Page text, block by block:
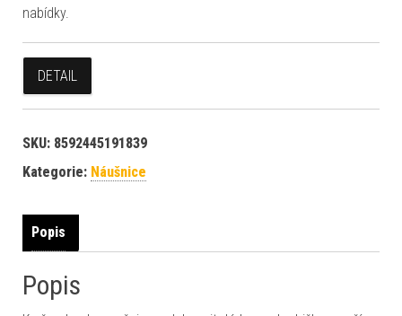
nabídky.
DETAIL
SKU: 8592445191839
Kategorie: Náušnice
Popis
Popis